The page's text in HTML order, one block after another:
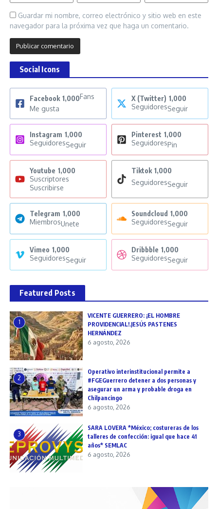
Guardar mi nombre, correo electrónico y sitio web en este
navegador para la próxima vez que haga un comentario.
Social Icons
Facebook 1,000Fans
Me gusta
X (Twitter) 1,000
SeguidoresSeguir
Instagram 1,000
SeguidoresSeguir
Pinterest 1,000
SeguidoresPin
Youtube 1,000
Suscriptores
Suscribirse
Tiktok 1,000
SeguidoresSeguir
Telegram 1,000
MiembrosUnete
Soundcloud 1,000
SeguidoresSeguir
Vimeo 1,000
SeguidoresSeguir
Dribbble 1,000
SeguidoresSeguir
Featured Posts
1
VICENTE GUERRERO: ¡EL HOMBRE
PROVIDENCIAL!.JESÚS PASTENES
HERNÁNDEZ
6 agosto, 2026
2
Operativo interinstitucional permite a
#FGEGuerrero detener a dos personas y
asegurar un arma y probable droga en
Chilpancingo
6 agosto, 2026
3
SARA LOVERA *México; costureras de los
talleres de confección: igual que hace 41
años* SEMLAC
6 agosto, 2026